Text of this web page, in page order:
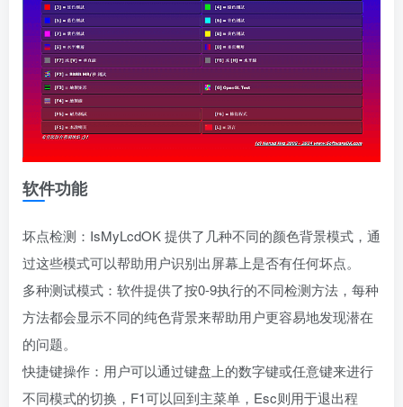
软件功能
坏点检测：IsMyLcdOK 提供了几种不同的颜色背景模式，通
过这些模式可以帮助用户识别出屏幕上是否有任何坏点。
多种测试模式：软件提供了按0-9执行的不同检测方法，每种
方法都会显示不同的纯色背景来帮助用户更容易地发现潜在
的问题。
快捷键操作：用户可以通过键盘上的数字键或任意键来进行
不同模式的切换，F1可以回到主菜单，Esc则用于退出程